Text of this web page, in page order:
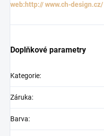
web:http://www.ch-design.cz/
Doplňkové parametry
Kategorie:
Záruka:
Barva: